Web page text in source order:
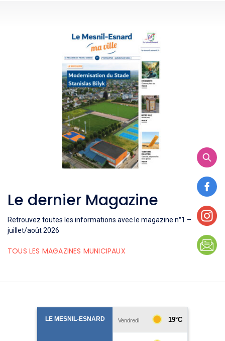
Le dernier Magazine
Retrouvez toutes les informations avec le magazine n°1 –
juillet/août 2026
TOUS LES MAGAZINES MUNICIPAUX